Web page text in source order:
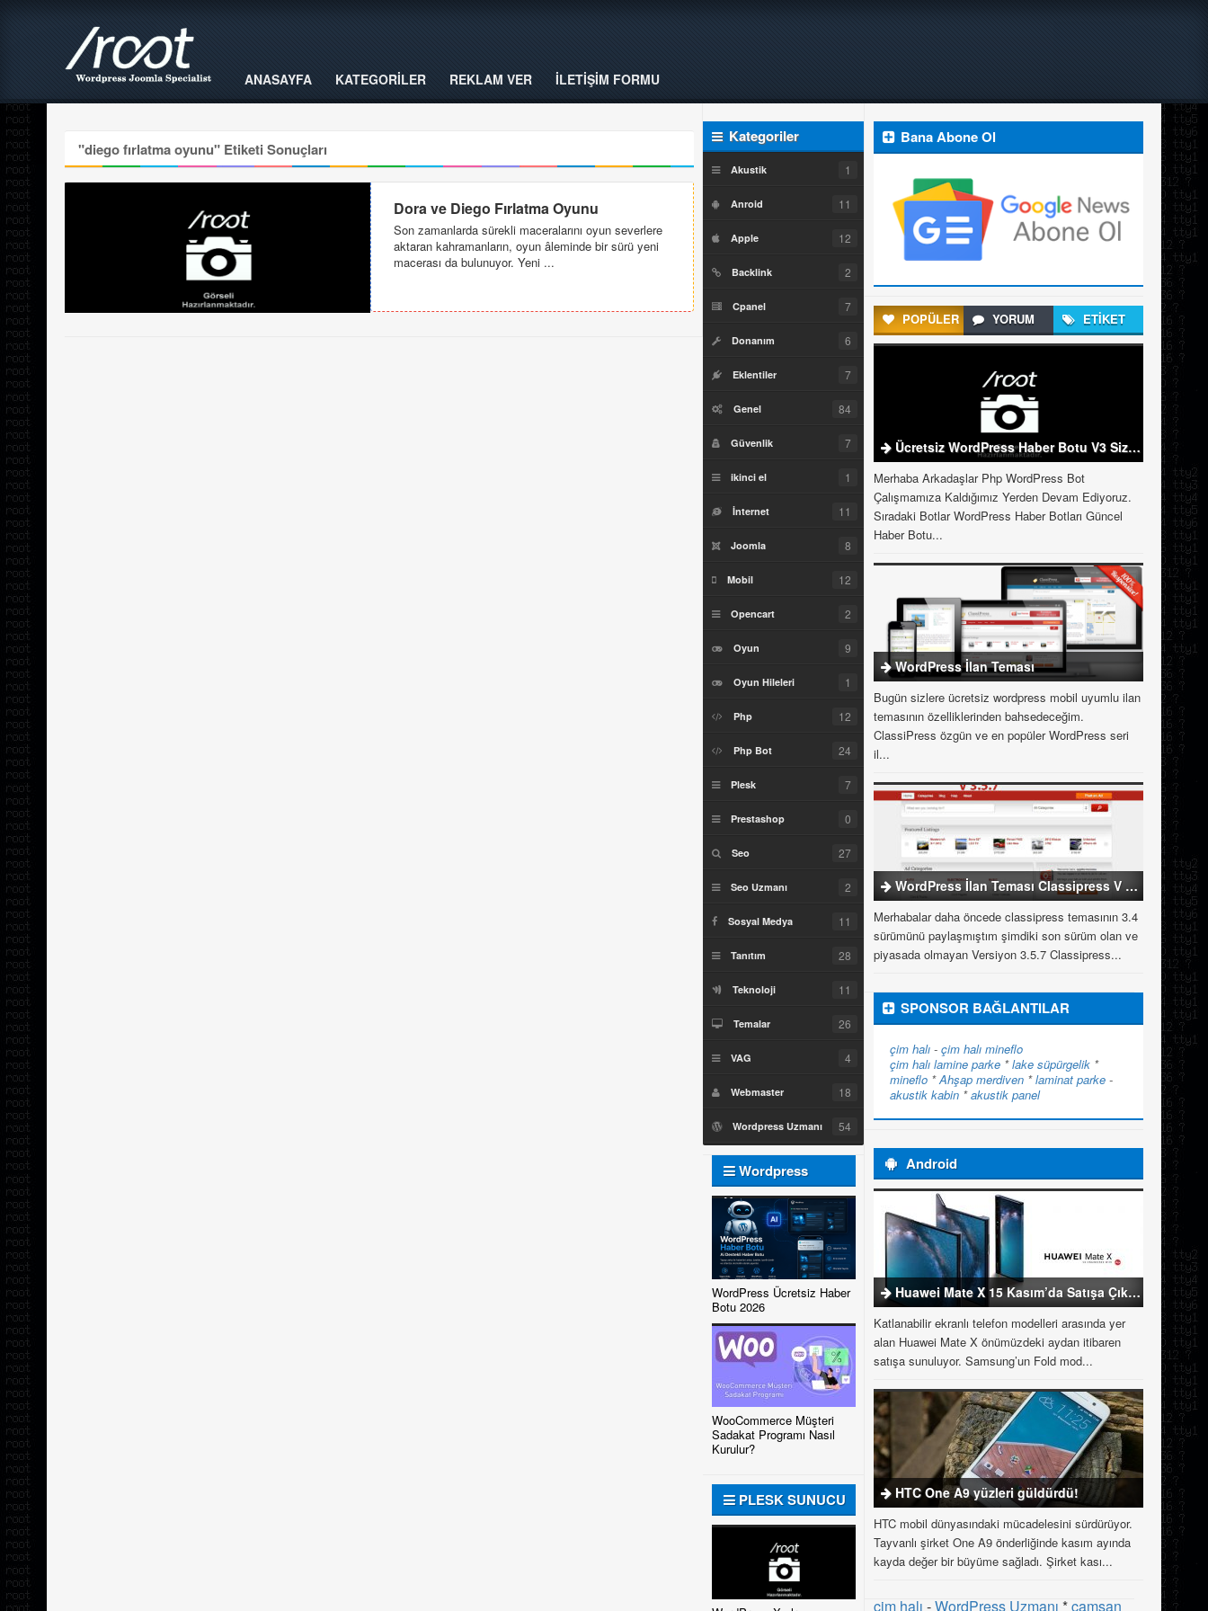
ANASAYFA KATEGORİLER REKLAM VER İLETİŞİM FORMU
"diego fırlatma oyunu" Etiketi Sonuçları
Dora ve Diego Fırlatma Oyunu
Son zamanlarda sürekli maceralarını oyun severlere
aktaran kahramanların, oyun âleminde bir sürü yeni
macerası da bulunuyor. Yeni ...
Kategoriler
Akustik 1
Anroid 11
Apple 12
Backlink 2
Cpanel 7
Donanım 6
Eklentiler 7
Genel 84
Güvenlik 7
ikinci el 1
İnternet 11
Joomla 8
Mobil 12
Opencart 2
Oyun 9
Oyun Hileleri 1
Php 12
Php Bot 24
Plesk 7
Prestashop 0
Seo 27
Seo Uzmanı 2
Sosyal Medya 11
Tanıtım 28
Teknoloji 11
Temalar 26
VAG 4
Webmaster 18
Wordpress Uzmanı 54
Wordpress
Uzmanı
WordPress Ücretsiz Haber
Botu 2026
WooCommerce Müşteri
Sadakat Programı Nasıl
Kurulur?
PLESK SUNUCU
Bana Abone Ol
POPÜLER YORUM ETİKET
Ücretsiz WordPress Haber Botu V3 Sizlerle
Merhaba Arkadaşlar Php WordPress Bot
Çalışmamıza Kaldığımız Yerden Devam Ediyoruz.
Sıradaki Botlar WordPress Haber Botları Güncel
Haber Botu...
WordPress İlan Teması
Bugün sizlere ücretsiz wordpress mobil uyumlu ilan
temasının özelliklerinden bahsedeceğim.
ClassiPress özgün ve en popüler WordPress seri
il...
WordPress İlan Teması Classipress V 3.5.7
Merhabalar daha öncede classipress temasının 3.4
sürümünü paylaşmıştım şimdiki son sürüm olan ve
piyasada olmayan Versiyon 3.5.7 Classipress...
SPONSOR BAĞLANTILAR
çim halı - çim halı mineflo
çim halı lamine parke *lake süpürgelik *
mineflo *Ahşap merdiven *laminat parke -
akustik kabin *akustik panel
Android
Huawei Mate X 15 Kasım’da Satışa Çıkıyor
Katlanabilir ekranlı telefon modelleri arasında yer
alan Huawei Mate X önümüzdeki aydan itibaren
satışa sunuluyor. Samsung’un Fold mod...
HTC One A9 yüzleri güldürdü!
HTC mobil dünyasındaki mücadelesini sürdürüyor.
Tayvanlı şirket One A9 önderliğinde kasım ayında
kayda değer bir büyüme sağladı. Şirket kası...
çim halı -WordPress Uzmanı *çamsan